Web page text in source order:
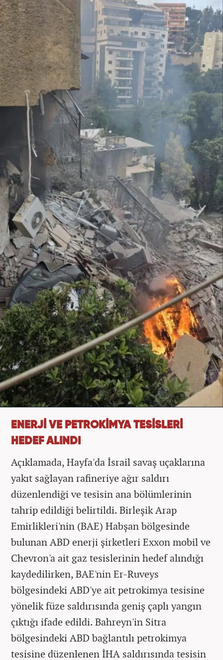
ENERJİ VE PETROKİMYA TESİSLERİ
HEDEF ALINDI
Açıklamada, Hayfa'da İsrail savaş uçaklarına
yakıt sağlayan rafineriye ağır saldırı
düzenlendiği ve tesisin ana bölümlerinin
tahrip edildiği belirtildi. Birleşik Arap
Emirlikleri'nin (BAE) Habşan bölgesinde
bulunan ABD enerji şirketleri Exxon mobil ve
Chevron'a ait gaz tesislerinin hedef alındığı
kaydedilirken, BAE'nin Er-Ruveys
bölgesindeki ABD'ye ait petrokimya tesisine
yönelik füze saldırısında geniş çaplı yangın
çıktığı ifade edildi. Bahreyn'in Sitra
bölgesindeki ABD bağlantılı petrokimya
tesisine düzenlenen İHA saldırısında tesisin